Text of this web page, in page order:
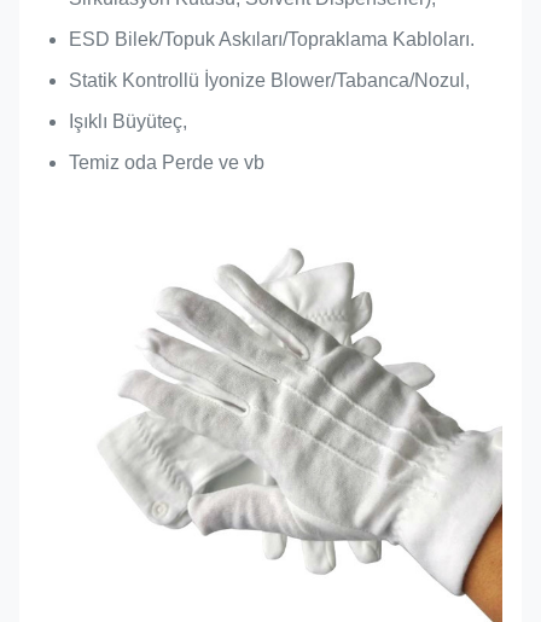
ESD Bilek/Topuk Askıları/Topraklama Kabloları.
Statik Kontrollü İyonize Blower/Tabanca/Nozul,
Işıklı Büyüteç,
Temiz oda Perde ve vb